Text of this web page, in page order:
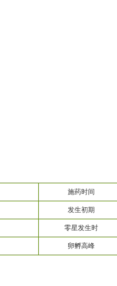
施药时间
发生初期
零星发生时
卵孵高峰